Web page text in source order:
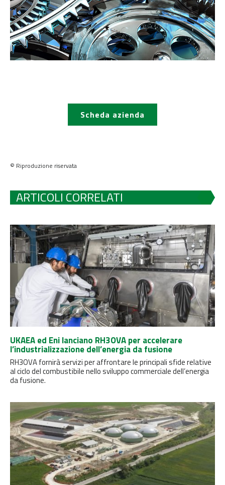
Scheda azienda
© Riproduzione riservata
ARTICOLI CORRELATI
UKAEA ed Eni lanciano RH3OVA per accelerare
l’industrializzazione dell’energia da fusione
RH3OVA fornirà servizi per affrontare le principali sfide relative
al ciclo del combustibile nello sviluppo commerciale dell’energia
da fusione.